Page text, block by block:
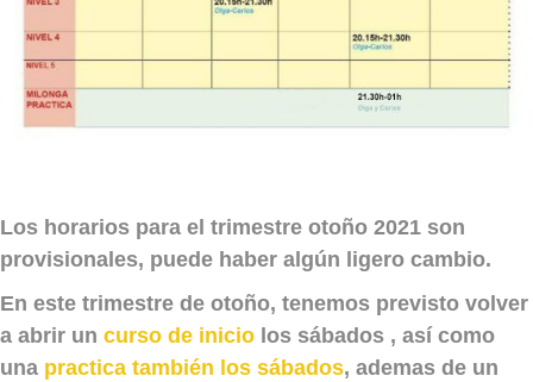
Los horarios para el trimestre otoño 2021 son
provisionales, puede haber algún ligero cambio.
En este trimestre de otoño, tenemos previsto volver
a abrir un curso de inicio los sábados , así como
una practica también los sábados, ademas de un